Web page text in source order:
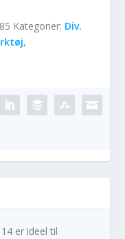
Kategorier: Div.
,
er ideel til